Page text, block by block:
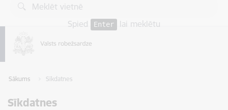
Pāriet uz lapas saturu
Spied
Enter lai meklētu
Sākums Sīkdatnes
Sīkdatnes